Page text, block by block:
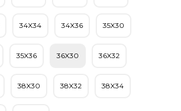
34X34 34X36 35X30
35X36 36X30 36X32
38X30 38X32 38X34